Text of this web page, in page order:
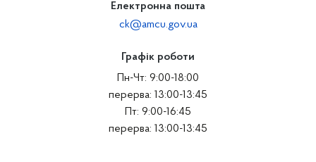
Електронна пошта
ck@amcu.gov.ua
Графік роботи
Пн-Чт: 9:00-18:00
перерва: 13:00-13:45
Пт: 9:00-16:45
перерва: 13:00-13:45